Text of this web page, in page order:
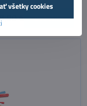
€ Do košíka
všetky cookies